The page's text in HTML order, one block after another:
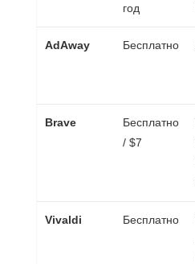
год
AdAway Бесплатно
Brave
Бесплатно
/ $7
Vivaldi Бесплатно